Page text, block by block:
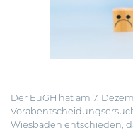
Der EuGH hat am 7.
Wiesbaden entschieden,